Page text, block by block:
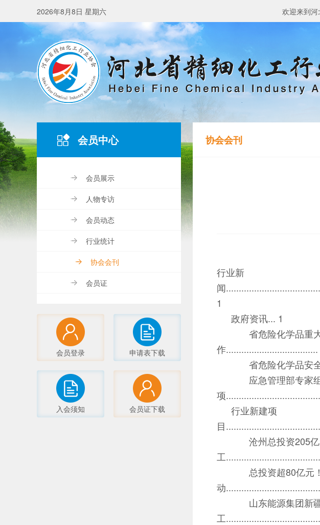
2026年8月8日 星期六 欢迎来到河
会员中心
会员展示
人物专访
会员动态
行业统计
协会会刊
会员证
会员登录 申请表下载
入会须知 会员证下载
协会会刊
目
行业新
闻
1
政府资讯... 1
省危险化学品重大
作....................................
省危险化学品安全
应急管理部专家组
项
行业新建项
目
沧州总投资205亿
工
总投资超80亿元
动
山东能源集团新疆
工